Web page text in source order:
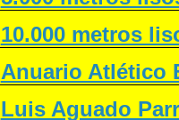
10.000 metros
Anuario Atlético
Luis Aguado